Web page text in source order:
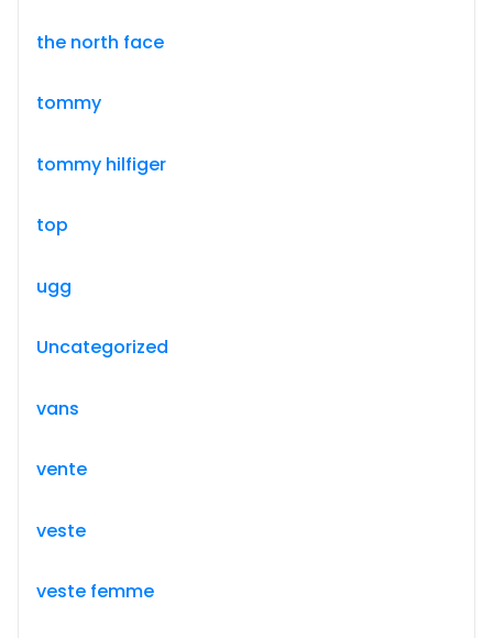
the north face
tommy
tommy hilfiger
top
ugg
Uncategorized
vans
vente
veste
veste femme